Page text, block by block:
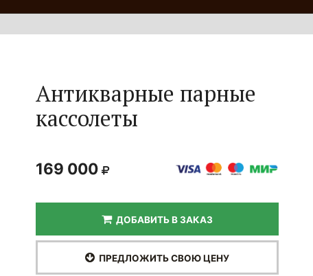
Антикварные парные
кассолеты
169 000
ДОБАВИТЬ В ЗАКАЗ
ПРЕДЛОЖИТЬ СВОЮ ЦЕНУ